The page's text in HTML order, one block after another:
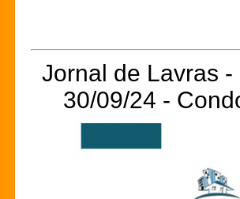
Jornal de Lavras
30/09/24 -